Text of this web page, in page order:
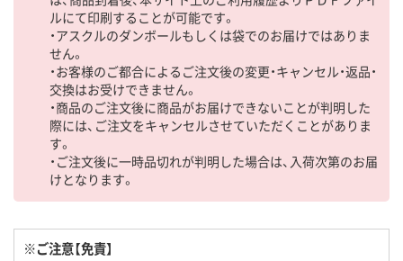
ルにて印刷することが可能です。
・アスクルのダンボールもしくは袋でのお届けではありま
せん。
・お客様のご都合によるご注文後の変更・キャンセル・返品・
交換はお受けできません。
・商品のご注文後に商品がお届けできないことが判明した
際には、ご注文をキャンセルさせていただくことがありま
す。
・ご注文後に一時品切れが判明した場合は、入荷次第のお届
けとなります。
※ご注意【免責】